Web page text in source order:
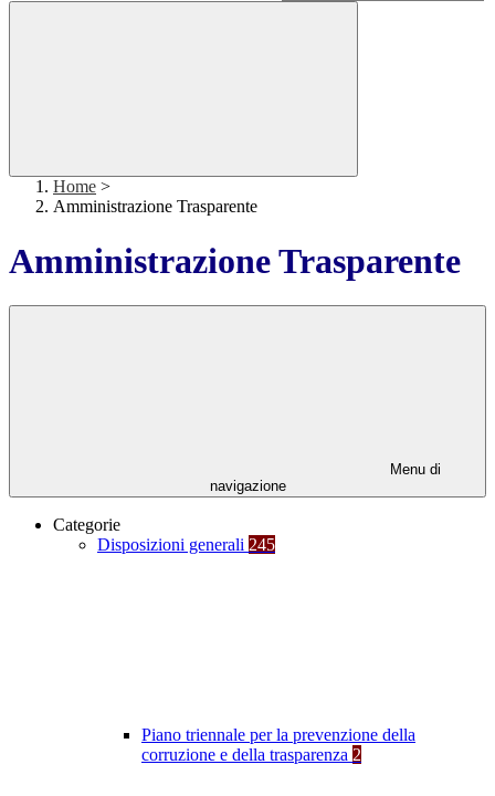
Home >
Amministrazione Trasparente
Amministrazione Trasparente
Menu di
navigazione
Categorie
Disposizioni generali 245
Piano triennale per la prevenzione della
corruzione e della trasparenza 2